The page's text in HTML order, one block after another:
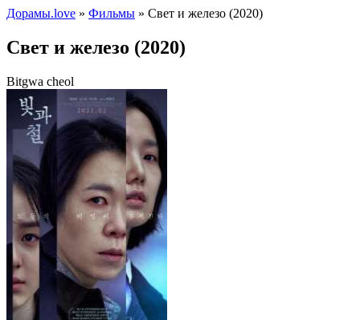
Дорамы.love » Фильмы » Свет и железо (2020)
Свет и железо (2020)
Bitgwa cheol